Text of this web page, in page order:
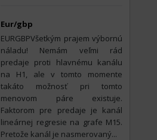
Eur/gbp
EURGBPVšetkým prajem výbornú
náladu! Nemám veľmi rád
predaje proti hlavnému kanálu
na H1, ale v tomto momente
takáto možnosť pri tomto
menovom páre existuje.
Faktorom pre predaje je kanál
lineárnej regresie na grafe M15.
Pretože kanál je nasmerovaný...